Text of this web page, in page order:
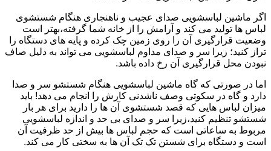
اگر ماشین لباسشویی صدای عجیب و ناهنجاری هنگام شستشوی
لباس ها تولید می کند و آرامش را از خانه شما گرفته،بهتر است
وضعیت قرارگیری آن را روی زمین چک کرده و پایه های دستگاه را
تراز کنید؛ زیرا سر و صدای مداوم لباسشویی می تواند به دلیل صاف
نبودن محل قرارگیری آن رخ داده باشد.
اما در صورتی که گاه ماشین لباسشویی هنگام شستشو سر و صدا
دارد و گاه در سکوتی وصف ناشدنی کارش را انجام می دهد! باید
میزان لباس هایی که قصد شستشوی آن ها را دارید برای هر بار
شستشو تنظیم کنید،زیرا سر و صدای بی حد و اندازه لباسشویی
مربوط به ساعاتی است که حجم لباس ها بیش از حد ظرفیت آن
است و دستگاه برای شستن تک تک آن ها به سختی کار می کند.